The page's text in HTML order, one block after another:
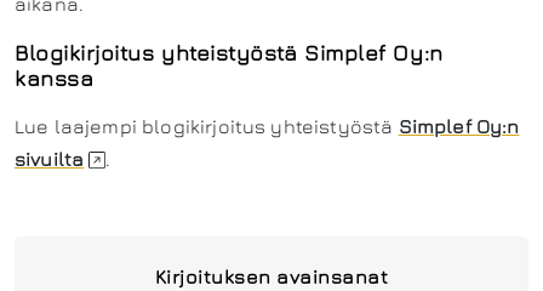
Blogikirjoitus yhteistyöstä Simplef Oy:n
kanssa
Lue laajempi blogikirjoitus yhteistyöstä Simplef Oy:n
sivuilta
.
Kirjoituksen avainsanat